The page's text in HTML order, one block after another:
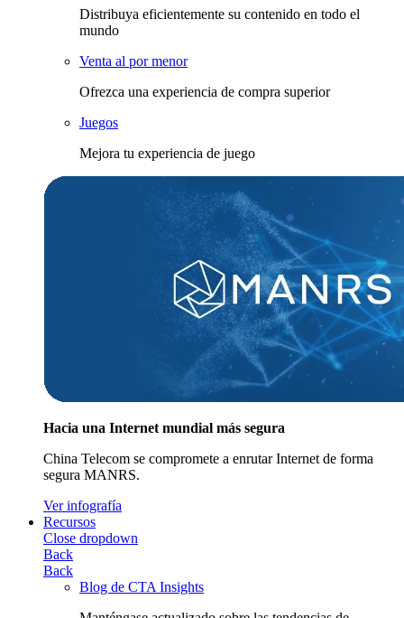
Distribuya eficientemente su contenido en todo el
mundo
Venta al por menor
Ofrezca una experiencia de compra superior
Juegos
Mejora tu experiencia de juego
Hacia una Internet mundial más segura
China Telecom se compromete a enrutar Internet de forma
segura MANRS.
Ver infografía
Recursos
Close dropdown
Back
Back
Blog de CTA Insights